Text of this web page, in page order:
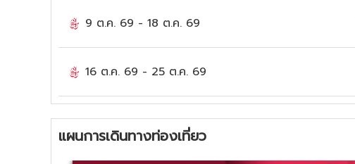
9 ต.ค. 69 - 18 ต.ค. 69
16 ต.ค. 69 - 25 ต.ค. 69
แผนการเดินทางท่องเที่ยว